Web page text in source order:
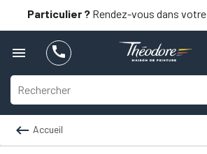
Particulier ?Rendez-vous dans votre
 
 Accueil